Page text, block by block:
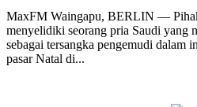
MaxFM Waingapu, BERLIN —
menyelidiki seorang pria Saudi yang
sebagai tersangka pengemudi dalam
pasar Natal di...